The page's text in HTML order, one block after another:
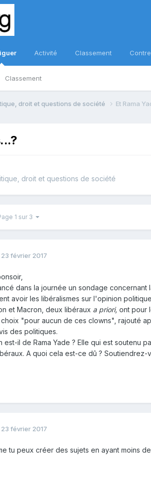
Classement
Activité Classement
droit et questions de société Et Rama
droit et questions de société
1 sur 3
23 février 2017
dans la journée un sondage
avoir les libéralismes sur l'opinion
et Macron, deux libéraux a priori, ont pour
"pour aucun de ces clowns", rajouté
des politiques.
est-il de Rama Yade ? Elle qui est soutenu
A quoi cela est-ce dû ? Soutiendrez-
23 février 2017
tu peux créer des sujets en ayant moins